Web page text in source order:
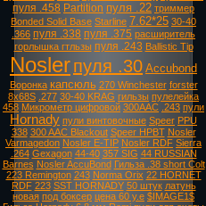
пуля .458 Partition пуля .22 триммер
Bonded Solid Base Starline 7.62*25 30-40
.366 пуля .338 пуля .375 расширитель
горлышка гтльзы пуля .243 Ballistic Tip
Noslerпуля .30 Accubond
Воронка капсюль 270 Winchester forster
8х68S .277 30-40 KRAG гильзы пулелейка
458 Микрометр цифровой 300AAC .243 пули
Hornady пули винтовочные Speer PPU
338 300 AAC Blackout Speer HPBT Nosler
Varmagedon Nosler E-TIP Nosler RDF Sierra
.264 Gexagon 44-40 357 SIG 44 RUSSIAN
Barnes Nosler AccuBond Гильза .38 short Colt
223 Remington 243 Norma Orix 22 HORNET
RDF 223 SST HORNADY 50 штук латунь
новая под боксер цена 60 у.е $IMAGE1$